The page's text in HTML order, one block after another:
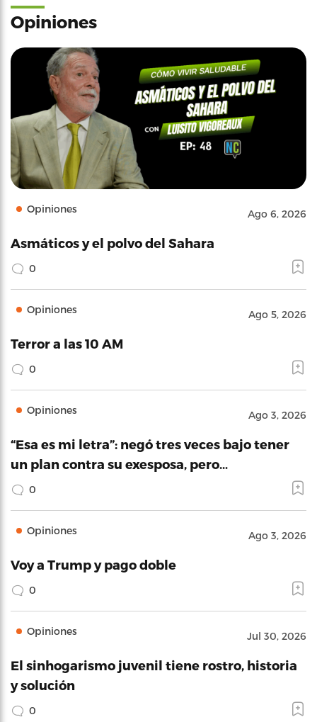
Opiniones
Opiniones Ago 6, 2026
Asmáticos y el polvo del Sahara
0
Opiniones Ago 5, 2026
Terror a las 10 AM
0
Opiniones Ago 3, 2026
“Esa es mi letra”: negó tres veces bajo tener
un plan contra su exesposa, pero…
0
Opiniones Ago 3, 2026
Voy a Trump y pago doble
0
Opiniones Jul 30, 2026
El sinhogarismo juvenil tiene rostro, historia
y solución
0